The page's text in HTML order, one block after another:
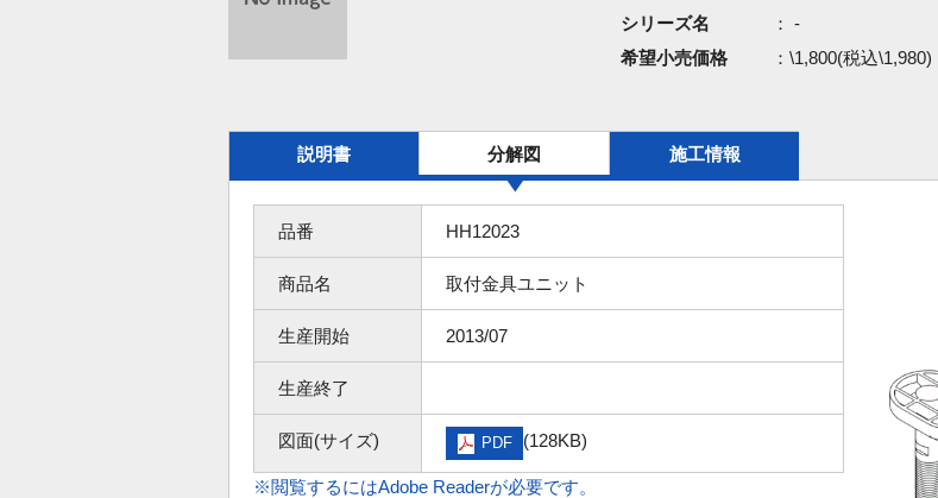
シリーズ名
： -
希望小売価格
：\1,800(税込\1,980)
説明書 分解図 施工情報
品番 HH12023
商品名 取付金具ユニット
生産開始 2013/07
生産終了
図面(サイズ) PDF (128KB)
※閲覧するにはAdobe Readerが必要です。